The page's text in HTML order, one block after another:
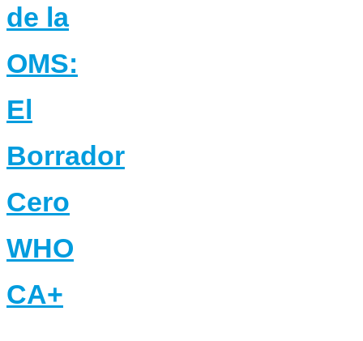
de la
OMS:
El
Borrador
Cero
WHO
CA+